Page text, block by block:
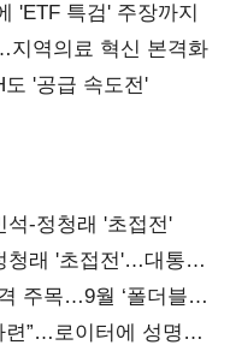
'ETF 특검' 주장까지
지역의료 혁신 본격화
'공급 속도전'
-정청래 '초접전'
청래 '초접전'…대통령
주목…9월 ‘폴더블
련”…로이터에 성명